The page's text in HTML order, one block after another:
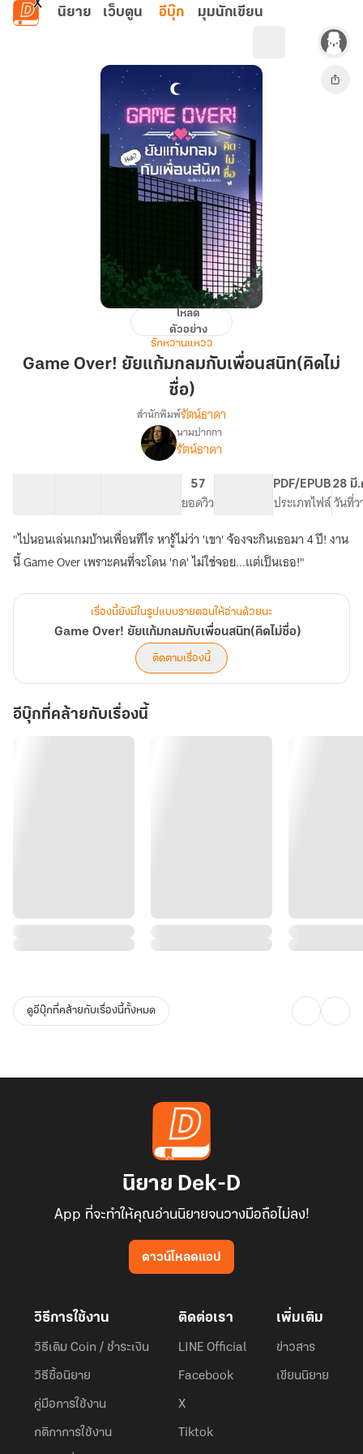
ข้ามไปยังเนื้อหาหลัก
นิยาย เว็บตูน อีบุ๊ก มุมนักเขียน
Game
ยัย
สนิท(คิด
ไม่
โหลด
ตัวอย่าง
รักหวานแหวว
Game Over! ยัยแก้มกลมกับเพื่อนสนิท(คิดไม่
ซื่อ)
เรื่องGame
Over!
ยัย
แก้ม
กลม
กับ
เพื่อน
สนิท(คิด
ไม่
สำนักพิมพ์รัตน์ธาดา
นามปากกา
รัตน์ธาดา
57
ยอดวิว
PDF/EPUB
ประเภทไฟล์
28 มี
วันที่ว
"ไปนอนเล่นเกมบ้านเพื่อนทีไร หารู้ไม่ว่า 'เขา' จ้องจะกินเธอมา 4 ปี! งาน
นี้ Game Over เพราะคนที่จะโดน 'กด' ไม่ใช่จอย...แต่เป็นเธอ!"
เรื่องนี้ยังมีในรูปแบบรายตอนให้อ่านด้วยนะ
Game Over! ยัยแก้มกลมกับเพื่อนสนิท(คิดไม่ซื่อ)
ติดตามเรื่องนี้
อีบุ๊กที่คล้ายกับเรื่องนี้
ดูอีบุ๊กที่คล้ายกับเรื่องนี้ทั้งหมด
นิยาย Dek-D
App ที่จะทำให้คุณอ่านนิยายจนวางมือถือไม่ลง!
ดาวน์โหลดแอป
วิธีการใช้งาน
วิธีเติม Coin / ชำระเงิน
วิธีซื้อนิยาย
คู่มือการใช้งาน
กติกาการใช้งาน
ติดต่อเรา
LINE Official
Facebook
X
Tiktok
เพิ่มเติม
ข่าวสาร
เขียนนิยาย